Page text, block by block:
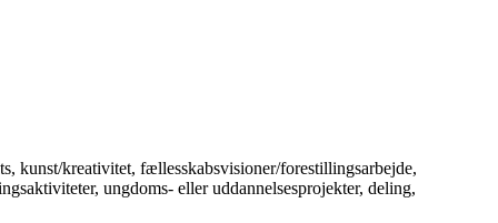
kunst/kreativitet, fællesskabsvisioner/forestillingsarbejde,
ungdoms- eller uddannelsesprojekter, deling,